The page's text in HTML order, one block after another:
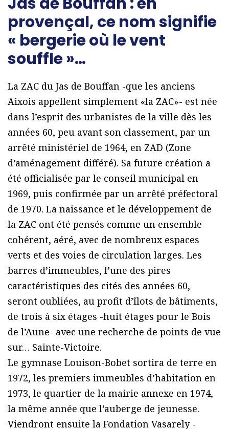
provençal, ce nom signifie
« bergerie où le vent
souffle »…
La ZAC du Jas de Bouffan -que les anciens
Aixois appellent simplement «la ZAC»- est née
dans l’esprit des urbanistes de la ville dès les
années 60, peu avant son classement, par un
arrêté ministériel de 1964, en ZAD (Zone
d’aménagement différé). Sa future création a
été officialisée par le conseil municipal en
1969, puis confirmée par un arrêté préfectoral
de 1970. La naissance et le développement de
la ZAC ont été pensés comme un ensemble
cohérent, aéré, avec de nombreux espaces
verts et des voies de circulation larges. Les
barres d’immeubles, l’une des pires
caractéristiques des cités des années 60,
seront oubliées, au profit d’îlots de bâtiments,
de trois à six étages -huit étages pour le Bois
de l’Aune- avec une recherche de points de vue
sur… Sainte-Victoire.
Le gymnase Louison-Bobet sortira de terre en
1972, les premiers immeubles d’habitation en
1973, le quartier de la mairie annexe en 1974,
la même année que l’auberge de jeunesse.
Viendront ensuite la Fondation Vasarely -